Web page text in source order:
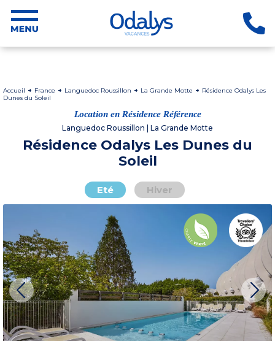
Accueil France Languedoc Roussillon La Grande Motte
Résidence Odalys Les
Dunes du Soleil
Location en Résidence Référence
Languedoc Roussillon | La Grande Motte
Résidence Odalys Les Dunes du
Soleil
Eté Hiver